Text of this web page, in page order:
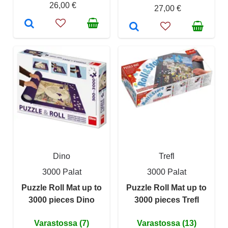
26,00 €
27,00 €
Dino
3000 Palat
Puzzle Roll Mat up to
3000 pieces Dino
Varastossa (7)
Trefl
3000 Palat
Puzzle Roll Mat up to
3000 pieces Trefl
Varastossa (13)